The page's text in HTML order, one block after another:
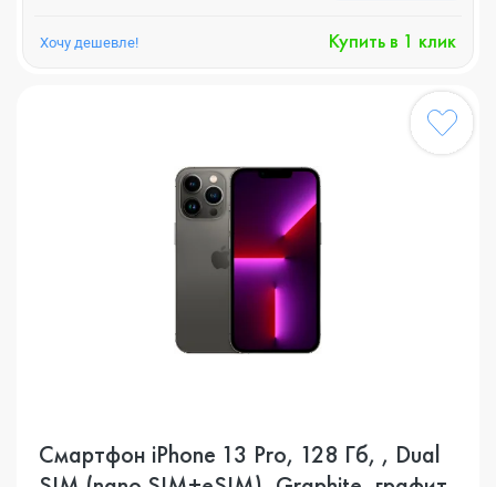
Хочу дешевле! Купить в 1 клик
Смартфон iPhone 13 Pro, 128 Гб, , Dual